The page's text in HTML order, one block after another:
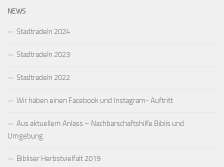
NEWS
Stadtradeln 2024
Stadtradeln 2023
Stadtradeln 2022
Wir haben einen Facebook und Instagram- Auftritt
Aus aktuellem Anlass – Nachbarschaftshilfe Biblis und
Umgebung
Bibliser Herbstvielfalt 2019